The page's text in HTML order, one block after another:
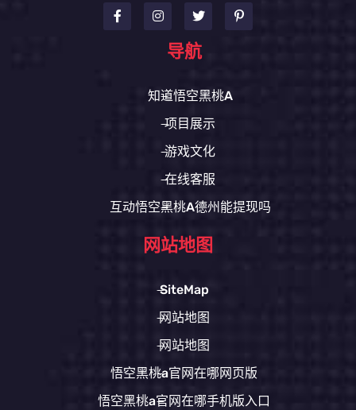
导航
知道悟空黑桃A
项目展示
游戏文化
在线客服
互动悟空黑桃A德州能提现吗
网站地图
SiteMap
网站地图
网站地图
悟空黑桃a官网在哪网页版
悟空黑桃a官网在哪手机版入口